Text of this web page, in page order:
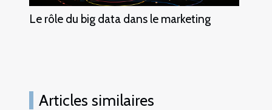
Le rôle du big data dans le marketing
Articles similaires